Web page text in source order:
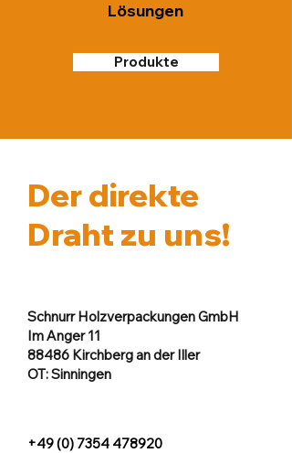
Lösungen
Produkte
Der direkte
Draht zu uns!
Schnurr Holzverpackungen GmbH
Im Anger 11
88486 Kirchberg an der Iller
OT: Sinningen
+49 (0) 7354 478920